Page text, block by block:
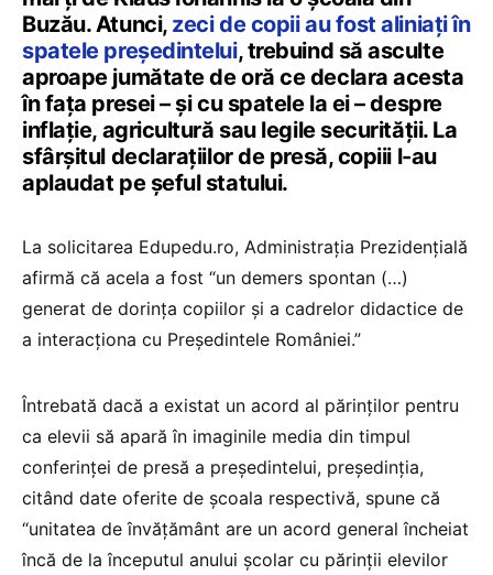
Buzău. Atunci, zeci de copii au fost aliniați în
spatele președintelui, trebuind să asculte
aproape jumătate de oră ce declara acesta
în fața presei – și cu spatele la ei – despre
inflație, agricultură sau legile securității. La
sfârșitul declarațiilor de presă, copiii l-au
aplaudat pe șeful statului.
La solicitarea Edupedu.ro, Administrația Prezidențială
afirmă că acela a fost “un demers spontan (…)
generat de dorința copiilor și a cadrelor didactice de
a interacționa cu Președintele României.”
Întrebată dacă a existat un acord al părinților pentru
ca elevii să apară în imaginile media din timpul
conferinței de presă a președintelui, președinția,
citând date oferite de școala respectivă, spune că
“unitatea de învățământ are un acord general încheiat
încă de la începutul anului școlar cu părinții elevilor